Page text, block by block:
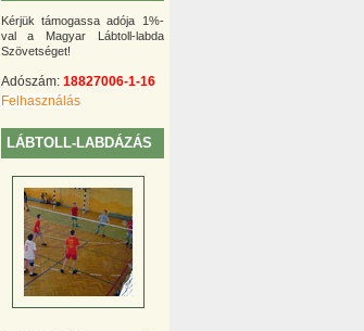
Kérjük támogassa adója 1%-
val a Magyar Lábtoll-labda
Szövetséget!
Adószám: 18827006-1-16
Felhasználás
LÁBTOLL-LABDÁZÁS